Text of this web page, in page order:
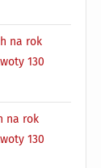
na rok
130
na rok
130